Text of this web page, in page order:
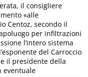
il consigliere
«alle
Centoz, secondo il
per infiltrazioni
l’intero sistema
del Carroccio
il presidente della
eventuale